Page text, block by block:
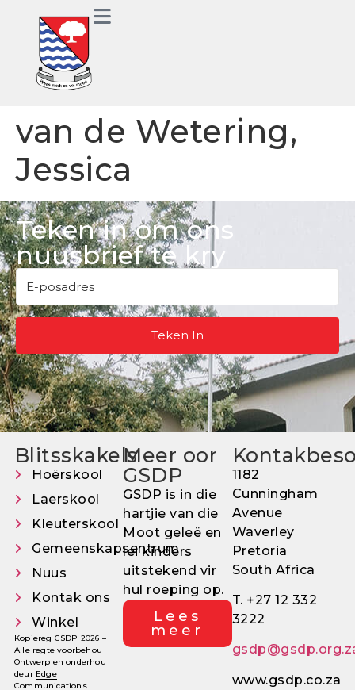
van de Wetering,
Jessica
Teken in om ons
nuusbrief te kry
Teken In
Blitsskakels
Hoërskool
Laerskool
Kleuterskool
Gemeenskapsentrum
Nuus
Kontak ons
Winkel
Kopiereg GSDP 2026 –
Alle regte voorbehou
Ontwerp en onderhou
deur Edge
Communications
Meer oor
GSDP
GSDP is in die
hartjie van die
Moot geleë en
lei kinders
uitstekend vir
hul roeping op.
Lees
meer
1182
Cunningham
Avenue
Waverley
Pretoria
South Africa
T. +27 12 332
3222
www.gsdp.co.za